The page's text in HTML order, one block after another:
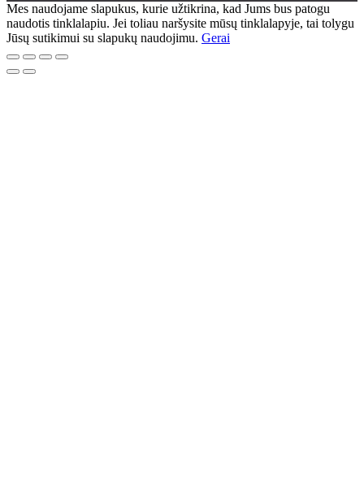
Mes naudojame slapukus, kurie užtikrina, kad Jums bus patogu
naudotis tinklalapiu. Jei toliau naršysite mūsų tinklalapyje, tai tolygu
Jūsų sutikimui su slapukų naudojimu. Gerai